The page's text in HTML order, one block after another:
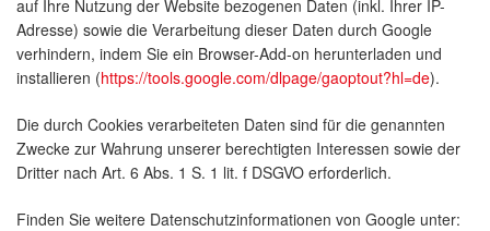
auf Ihre Nutzung der Website bezogenen Daten (inkl. Ihrer IP-
Adresse) sowie die Verarbeitung dieser Daten durch Google
verhindern, indem Sie ein Browser-Add-on herunterladen und
installieren (https://tools.google.com/dlpage/gaoptout?hl=de).
Die durch Cookies verarbeiteten Daten sind für die genannten
Zwecke zur Wahrung unserer berechtigten Interessen sowie der
Dritter nach Art. 6 Abs. 1 S. 1 lit. f DSGVO erforderlich.
Finden Sie weitere Datenschutzinformationen von Google unter: